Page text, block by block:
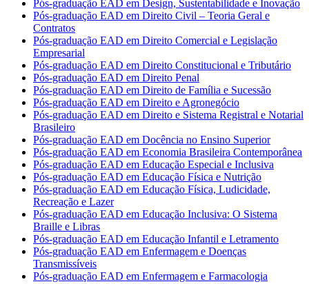
Pós-graduação EAD em Design, Sustentabilidade e Inovação
Pós-graduação EAD em Direito Civil – Teoria Geral e
Contratos
Pós-graduação EAD em Direito Comercial e Legislação
Empresarial
Pós-graduação EAD em Direito Constitucional e Tributário
Pós-graduação EAD em Direito Penal
Pós-graduação EAD em Direito de Família e Sucessão
Pós-graduação EAD em Direito e Agronegócio
Pós-graduação EAD em Direito e Sistema Registral e Notarial
Brasileiro
Pós-graduação EAD em Docência no Ensino Superior
Pós-graduação EAD em Economia Brasileira Contemporânea
Pós-graduação EAD em Educação Especial e Inclusiva
Pós-graduação EAD em Educação Física e Nutrição
Pós-graduação EAD em Educação Física, Ludicidade,
Recreação e Lazer
Pós-graduação EAD em Educação Inclusiva: O Sistema
Braille e Libras
Pós-graduação EAD em Educação Infantil e Letramento
Pós-graduação EAD em Enfermagem e Doenças
Transmissíveis
Pós-graduação EAD em Enfermagem e Farmacologia